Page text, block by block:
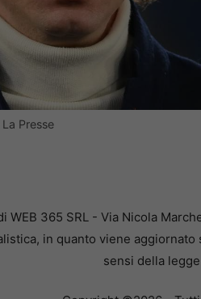
Presse
365 SRL - Via Nicola
in quanto viene
sensi della